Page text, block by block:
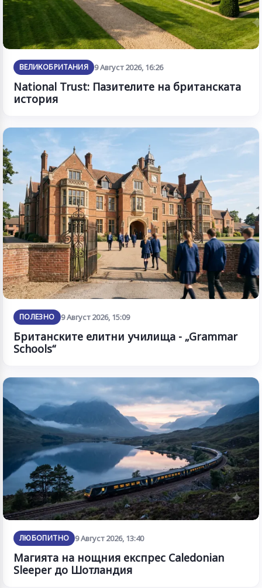
ВЕЛИКОБРИТАНИЯ 9 Август 2026, 16:26
National Trust: Пазителите на британската
история
ПОЛЕЗНО 9 Август 2026, 15:09
Британските елитни училища - „Grammar
Schools“
ЛЮБОПИТНО 9 Август 2026, 13:40
Магията на нощния експрес Caledonian
Sleeper до Шотландия